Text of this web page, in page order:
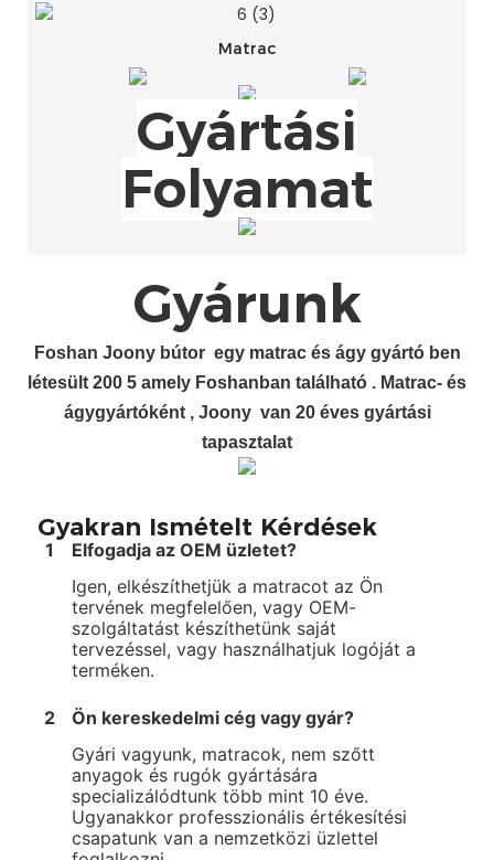
Matrac
Gyártási
Folyamat
Gyárunk
Foshan Joony bútor egy matrac és ágy gyártó ben
létesült 200 5 amely Foshanban található . Matrac- és
ágygyártóként , Joony van 20 éves gyártási
tapasztalat
Gyakran Ismételt Kérdések
1
Elfogadja az OEM üzletet?
Igen, elkészíthetjük a matracot az Ön
tervének megfelelően, vagy OEM-
szolgáltatást készíthetünk saját
tervezéssel, vagy használhatjuk logóját a
terméken.
2
Ön kereskedelmi cég vagy gyár?
Gyári vagyunk, matracok, nem szőtt
anyagok és rugók gyártására
specializálódtunk több mint 10 éve.
Ugyanakkor professzionális értékesítési
csapatunk van a nemzetközi üzlettel